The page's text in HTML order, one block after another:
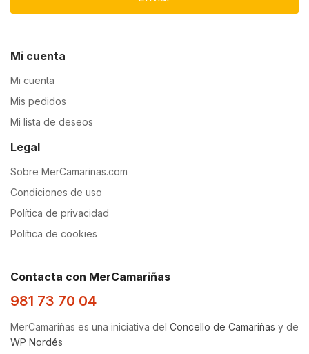
Mi cuenta
Mi cuenta
Mis pedidos
Mi lista de deseos
Legal
Sobre MerCamarinas.com
Condiciones de uso
Política de privacidad
Política de cookies
Contacta con MerCamariñas
981 73 70 04
MerCamariñas es una iniciativa del Concello de Camariñas y de
WP Nordés